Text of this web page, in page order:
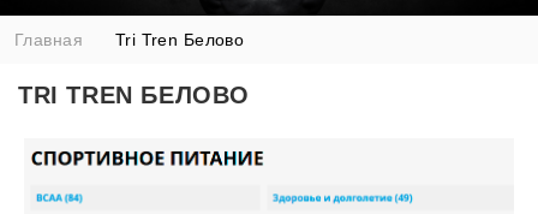
Главная Tri Tren Белово
TRI TREN БЕЛОВО